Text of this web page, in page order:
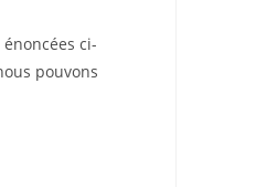
ci-
pouvons